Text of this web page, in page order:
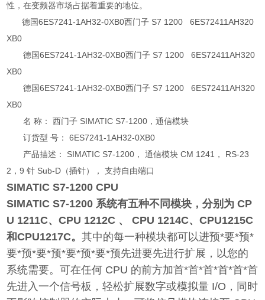
性，在变频器市场占据着重要的地位。
德国6ES7241-1AH32-0XB0西门子 S7 1200 6ES72411AH320
XB0
德国6ES7241-1AH32-0XB0西门子 S7 1200 6ES72411AH320
XB0
德国6ES7241-1AH32-0XB0西门子 S7 1200 6ES72411AH320
XB0
名 称： 西门子 SIMATIC S7-1200，通信模块
订货型 号： 6ES7241-1AH32-0XB0
产品描述： SIMATIC S7-1200， 通信模块 CM 1241， RS-23
2，9 针 Sub-D（插针）， 支持自由端口
SIMATIC S7-1200 CPU
SIMATIC S7-1200 系统有五种不同模块，分别为 CP
U 1211C、CPU 1212C 、 CPU 1214C、CPU1215C
和CPU1217C。其中的每一种模块都可以进预*要*预*
要*预*要*预*要*预*要*预先进要先进行扩展，以您的
系统需要。可在任何 CPU 的前方加首*首*首*首*首*首
先进入一个信号板，轻松扩展数字或模拟量 I/O，同时